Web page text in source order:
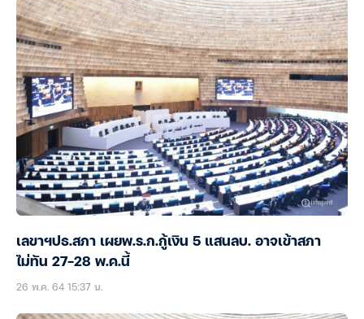
เลขาฯปธ.สภา เผยพ.ร.ก.กู้เงิน 5 แสนลบ. อาจเข้าสภา
ไม่ทัน 27-28 พ.ค.นี้
26 พ.ค. 64 15:37 น.